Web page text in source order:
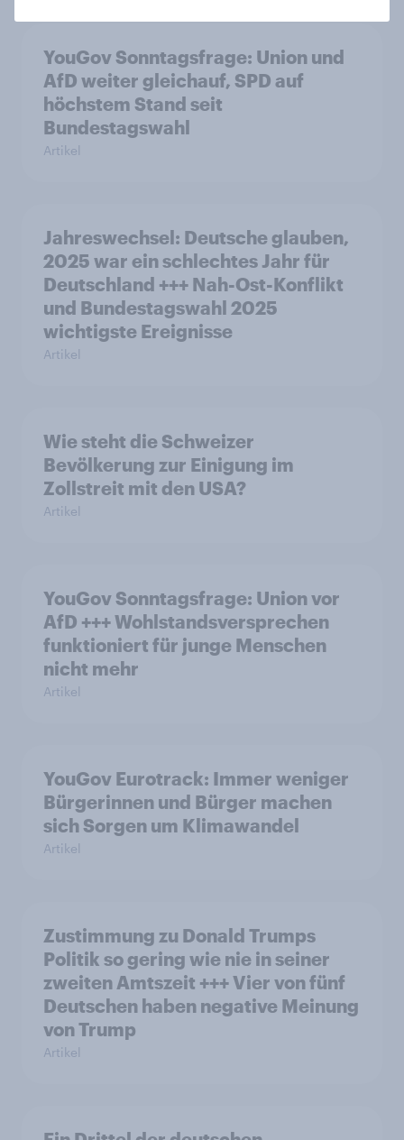
YouGov Sonntagsfrage: Union und
AfD weiter gleichauf, SPD auf
höchstem Stand seit
Bundestagswahl
Artikel
Jahreswechsel: Deutsche glauben,
2025 war ein schlechtes Jahr für
Deutschland +++ Nah-Ost-Konflikt
und Bundestagswahl 2025
wichtigste Ereignisse
Artikel
Wie steht die Schweizer
Bevölkerung zur Einigung im
Zollstreit mit den USA?
Artikel
YouGov Sonntagsfrage: Union vor
AfD +++ Wohlstandsversprechen
funktioniert für junge Menschen
nicht mehr
Artikel
YouGov Eurotrack: Immer weniger
Bürgerinnen und Bürger machen
sich Sorgen um Klimawandel
Artikel
Zustimmung zu Donald Trumps
Politik so gering wie nie in seiner
zweiten Amtszeit +++ Vier von fünf
Deutschen haben negative Meinung
von Trump
Artikel